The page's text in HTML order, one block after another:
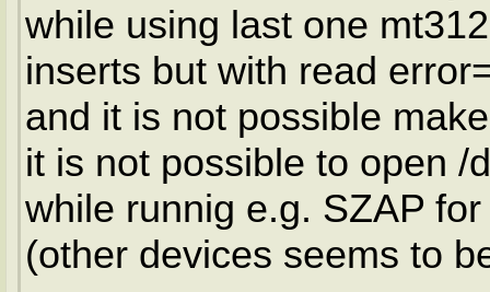
while using last one
inserts but with read
and it is not possible
it is not possible to open /
while runnig e.g. SZAP
(other devices seems to